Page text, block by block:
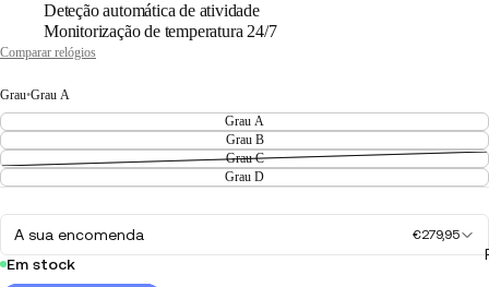
Deteção automática de atividade
Monitorização de temperatura 24/7
Comparar relógios
Grau•Grau A
Grau A
Grau B
Grau C
Grau D
A sua encomenda €279,95
Em stock